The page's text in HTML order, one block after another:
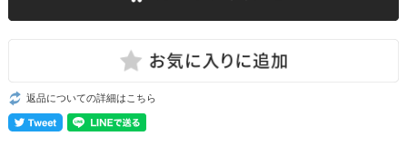
返品についての詳細はこちら